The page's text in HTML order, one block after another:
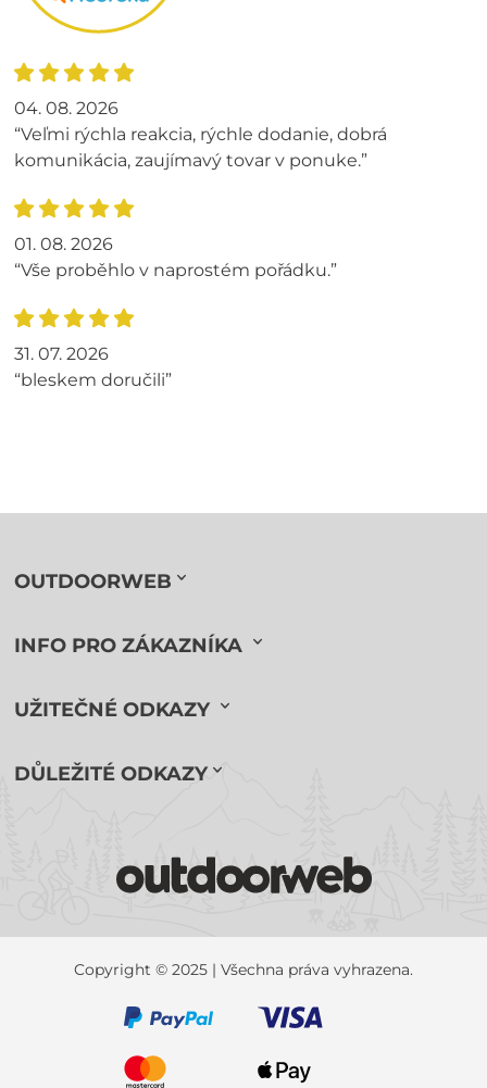
04. 08. 2026
“Veľmi rýchla reakcia, rýchle dodanie, dobrá
komunikácia, zaujímavý tovar v ponuke.”
01. 08. 2026
“Vše proběhlo v naprostém pořádku.”
31. 07. 2026
“bleskem doručili”
OUTDOORWEB
INFO PRO ZÁKAZNÍKA
UŽITEČNÉ ODKAZY
DŮLEŽITÉ ODKAZY
Copyright © 2025 | Všechna práva vyhrazena.